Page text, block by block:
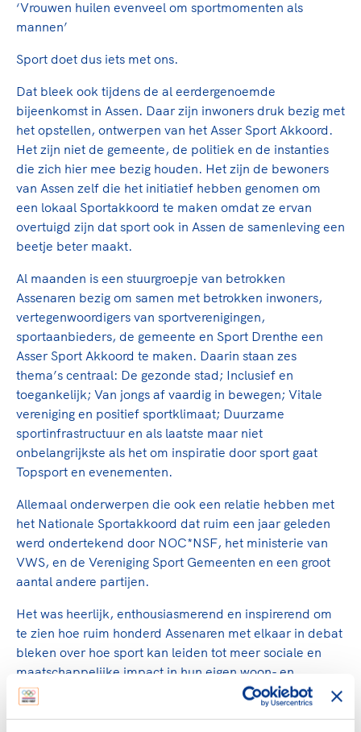
‘Vrouwen huilen evenveel om sportmomenten als
mannen’
Sport doet dus iets met ons.
Dat bleek ook tijdens de al eerdergenoemde
bijeenkomst in Assen. Daar zijn inwoners druk bezig met
het opstellen, ontwerpen van het Asser Sport Akkoord.
Het zijn niet de gemeente, de politiek en de instanties
die zich hier mee bezig houden. Het zijn de bewoners
van Assen zelf die het initiatief hebben genomen om
een lokaal Sportakkoord te maken omdat ze ervan
overtuigd zijn dat sport ook in Assen de samenleving een
beetje beter maakt.
Al maanden is een stuurgroepje van betrokken
Assenaren bezig om samen met betrokken inwoners,
vertegenwoordigers van sportverenigingen,
sportaanbieders, de gemeente en Sport Drenthe een
Asser Sport Akkoord te maken. Daarin staan zes
thema’s centraal: De gezonde stad; Inclusief en
toegankelijk; Van jongs af vaardig in bewegen; Vitale
vereniging en positief sportklimaat; Duurzame
sportinfrastructuur en als laatste maar niet
onbelangrijkste als het om inspiratie door sport gaat
Topsport en evenementen.
Allemaal onderwerpen die ook een relatie hebben met
het Nationale Sportakkoord dat ruim een jaar geleden
werd ondertekend door NOC*NSF, het ministerie van
VWS, en de Vereniging Sport Gemeenten en een groot
aantal andere partijen.
Het was heerlijk, enthousiasmerend en inspirerend om
te zien hoe ruim honderd Assenaren met elkaar in debat
bleken over hoe sport kan leiden tot meer sociale en
maatschappelijke impact in hun eigen woon- en
leefomgeving. Inmiddels worden in 150 gemeenten
soortgelijke discussies gevoerd en staan nog eens 100